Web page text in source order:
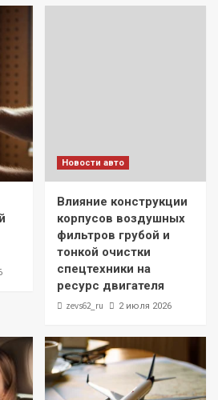
Новости авто
Влияние конструкции
корпусов воздушных
фильтров грубой и
тонкой очистки
спецтехники на
ресурс двигателя
zevs62_ru 2 июля 2026